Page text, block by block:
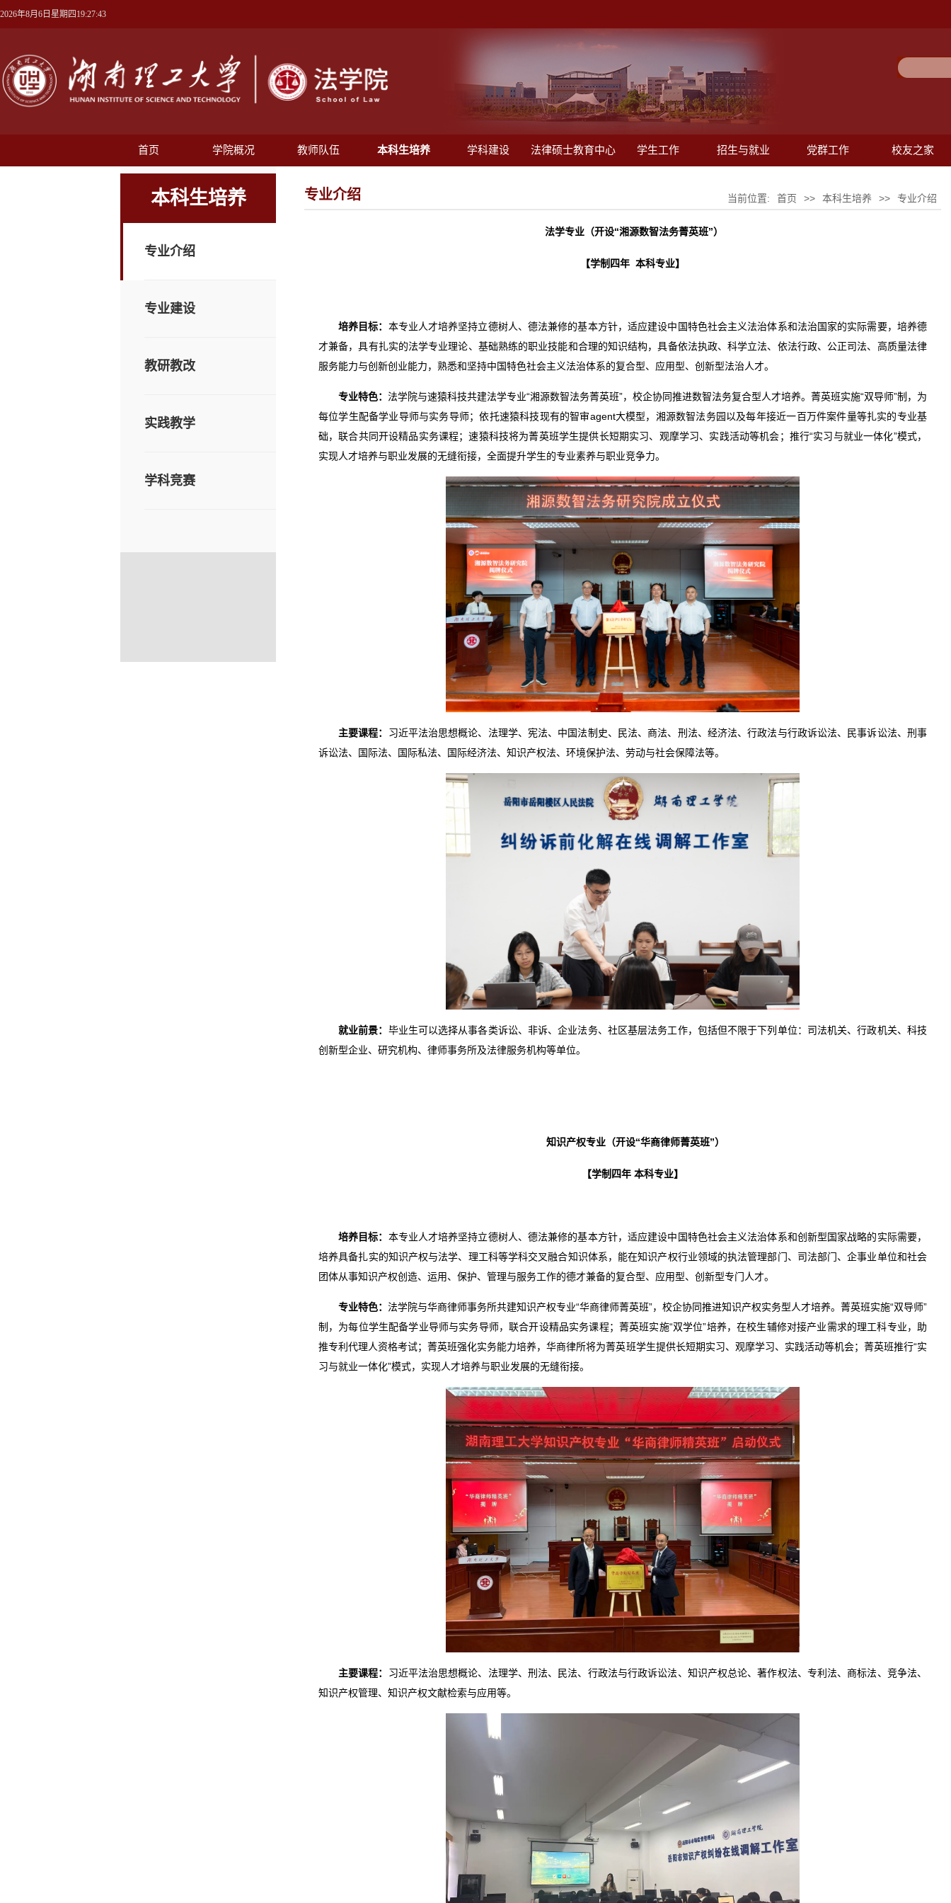
2026年8月6日星期四19:27:44
首页 学院概况 教师队伍 本科生培养 学科建设 法律硕士教育中心 学生工作 招生与就业 党群工作 校友之家
本科生培养
专业介绍
专业建设
教研教改
实践教学
学科竞赛
专业介绍 当前位置: 首页 >> 本科生培养 >> 专业介绍
法学专业（开设“湘源数智法务菁英班”）
【学制四年 本科专业】
培养目标： 本专业人才培养坚持立德树人、德法兼修的基本方针，适应建设中国特色社会主义法治体系和法治国家的实际需要，培养德
才兼备，具有扎实的法学专业理论、基础熟练的职业技能和合理的知识结构，具备依法执政、科学立法、依法行政、公正司法、高质量法律
服务能力与创新创业能力，熟悉和坚持中国特色社会主义法治体系的复合型、应用型、创新型法治人才。
专业特色： 法学院与速猿科技共建法学专业“湘源数智法务菁英班”，校企协同推进数智法务复合型人才培养。菁英班实施“双导师”制，为
每位学生配备学业导师与实务导师；依托速猿科技现有的智审agent大模型，湘源数智法务园以及每年接近一百万件案件量等扎实的专业基
础，联合共同开设精品实务课程；速猿科技将为菁英班学生提供长短期实习、观摩学习、实践活动等机会；推行“实习与就业一体化”模式，
实现人才培养与职业发展的无缝衔接，全面提升学生的专业素养与职业竞争力。
主要课程： 习近平法治思想概论、法理学、宪法、中国法制史、民法、商法、刑法、经济法、行政法与行政诉讼法、民事诉讼法、刑事
诉讼法、国际法、国际私法、国际经济法、知识产权法、环境保护法、劳动与社会保障法等。
就业前景： 毕业生可以选择从事各类诉讼、非诉、企业法务、社区基层法务工作，包括但不限于下列单位：司法机关、行政机关、科技
创新型企业、研究机构、律师事务所及法律服务机构等单位。
知识产权专业（开设“华商律师菁英班”）
【学制四年 本科专业】
培养目标： 本专业人才培养坚持立德树人、德法兼修的基本方针，适应建设中国特色社会主义法治体系和创新型国家战略的实际需要，
培养具备扎实的知识产权与法学、理工科等学科交叉融合知识体系，能在知识产权行业领域的执法管理部门、司法部门、企事业单位和社会
团体从事知识产权创造、运用、保护、管理与服务工作的德才兼备的复合型、应用型、创新型专门人才。
专业特色： 法学院与华商律师事务所共建知识产权专业“华商律师菁英班”，校企协同推进知识产权实务型人才培养。菁英班实施“双导师”
制，为每位学生配备学业导师与实务导师，联合开设精品实务课程；菁英班实施“双学位”培养，在校生辅修对接产业需求的理工科专业，助
推专利代理人资格考试；菁英班强化实务能力培养，华商律所将为菁英班学生提供长短期实习、观摩学习、实践活动等机会；菁英班推行“实
习与就业一体化”模式，实现人才培养与职业发展的无缝衔接。
主要课程： 习近平法治思想概论、法理学、刑法、民法、行政法与行政诉讼法、知识产权总论、著作权法、专利法、商标法、竞争法、
知识产权管理、知识产权文献检索与应用等。